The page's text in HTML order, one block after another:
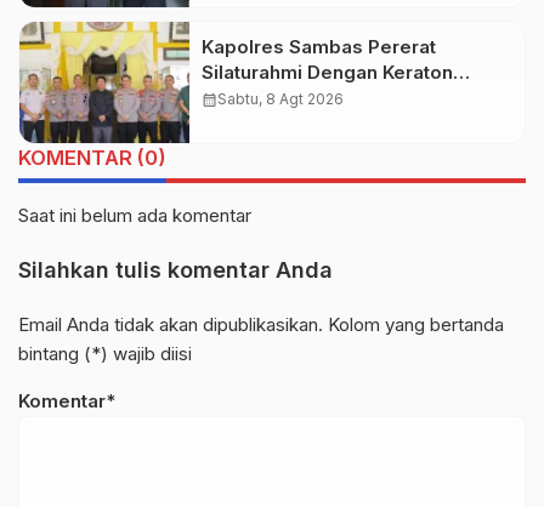
Kapolres Sambas Pererat
Silaturahmi Dengan Keraton
Alwatzikhoebillah Kesultanan
calendar_monthSabtu, 8 Agt 2026
KOMENTAR (0)
Saat ini belum ada komentar
Silahkan tulis komentar Anda
Email Anda tidak akan dipublikasikan. Kolom yang bertanda
bintang (*) wajib diisi
Komentar*